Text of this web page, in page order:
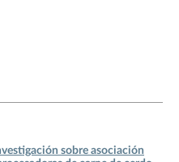
sobre asociación